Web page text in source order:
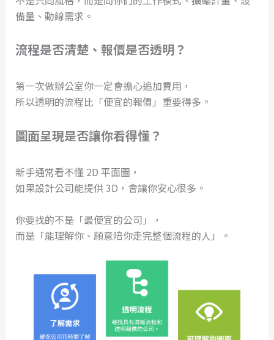
備量、動線需求。
流程是否清楚、報價是否透明？
第一次做辦公室你一定會擔心追加費用，
所以透明的流程比「便宜的報價」重要得多。
圖面呈現是否讓你看得懂？
新手通常看不懂 2D 平面圖，
如果設計公司能提供 3D，會讓你安心很多。
你要找的不是「最便宜的公司」，
而是「能理解你、願意陪你走完整個流程的人」。